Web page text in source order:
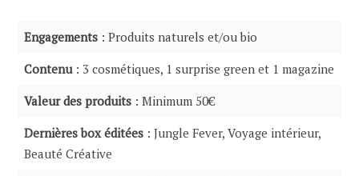
Engagements: Produits naturels et/ou bio
Contenu: 3 cosmétiques, 1 surprise green et 1 magazine
Valeur des produits: Minimum 50€
Dernières box éditées: Jungle Fever, Voyage intérieur,
Beauté Créative